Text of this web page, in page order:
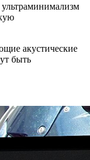
акустические
быть